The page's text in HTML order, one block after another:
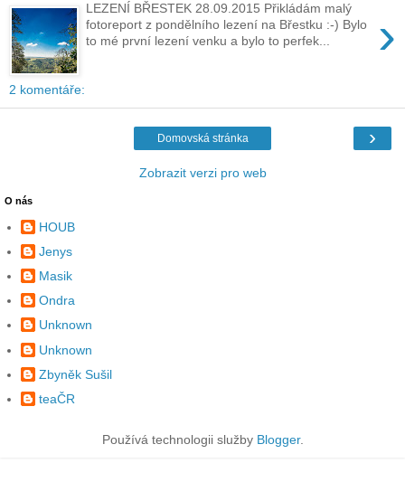
›
LEZENÍ BŘESTEK 28.09.2015 Přikládám malý
fotoreport z pondělního lezení na Břestku :-) Bylo
to mé první lezení venku a bylo to perfek...
2 komentáře:
›
Domovská stránka
Zobrazit verzi pro web
O nás
HOUB
Jenys
Masik
Ondra
Unknown
Unknown
Zbyněk Sušil
teaČR
Používá technologii služby Blogger.